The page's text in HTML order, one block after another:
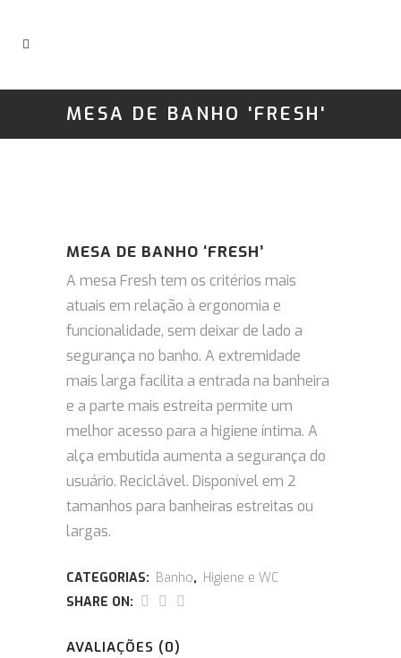
MESA DE BANHO 'FRESH'
MESA DE BANHO ‘FRESH’
A mesa Fresh tem os critérios mais
atuais em relação à ergonomia e
funcionalidade, sem deixar de lado a
segurança no banho. A extremidade
mais larga facilita a entrada na banheira
e a parte mais estreita permite um
melhor acesso para a higiene íntima. A
alça embutida aumenta a segurança do
usuário. Reciclável. Disponível em 2
tamanhos para banheiras estreitas ou
largas.
CATEGORIAS: Banho, Higiene e WC
SHARE ON:
AVALIAÇÕES (0)